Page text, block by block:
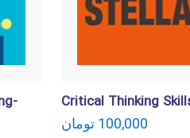
Critical Thinking
100,000 تومان